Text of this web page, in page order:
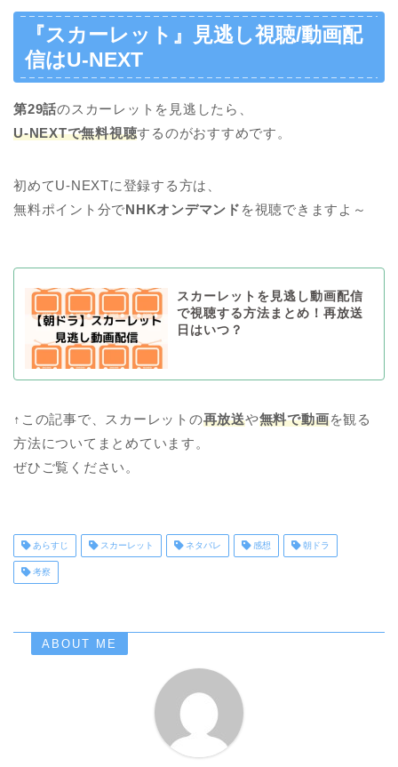
『スカーレット』見逃し視聴/動画配
信はU-NEXT
第29話のスカーレットを見逃したら、
U-NEXTで無料視聴するのがおすすめです。
初めてU-NEXTに登録する方は、
無料ポイント分でNHKオンデマンド を視聴できますよ～
スカーレットを見逃し動画配信
で視聴する方法まとめ！再放送
日はいつ？
↑この記事で、スカーレットの再放送や無料で動画を観る
方法についてまとめています。
ぜひご覧ください。
あらすじ スカーレット ネタバレ 感想 朝ドラ
考察
ABOUT ME